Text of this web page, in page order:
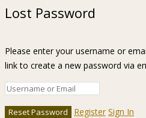
Lost Password
Please enter your username or
link to create a new password via
Register Sign In